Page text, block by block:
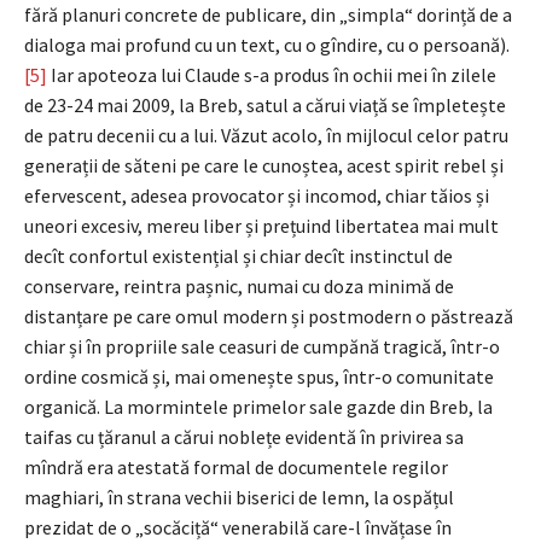
fără planuri concrete de publicare, din „simpla“ dorință de a
dialoga mai profund cu un text, cu o gîndire, cu o persoană).
[5] Iar apoteoza lui Claude s-a produs în ochii mei în zilele
de 23-24 mai 2009, la Breb, satul a cărui viață se împletește
de patru decenii cu a lui. Văzut acolo, în mijlocul celor patru
generații de săteni pe care le cunoștea, acest spirit rebel și
efervescent, adesea provocator și incomod, chiar tăios și
uneori excesiv, mereu liber și prețuind libertatea mai mult
decît confortul existențial și chiar decît instinctul de
conservare, reintra pașnic, numai cu doza minimă de
distanțare pe care omul modern și postmodern o păstrează
chiar și în propriile sale ceasuri de cumpănă tragică, într-o
ordine cosmică și, mai omenește spus, într-o comunitate
organică. La mormintele primelor sale gazde din Breb, la
taifas cu țăranul a cărui noblețe evidentă în privirea sa
mîndră era atestată formal de documentele regilor
maghiari, în strana vechii biserici de lemn, la ospățul
prezidat de o „socăciță“ venerabilă care-l învățase în